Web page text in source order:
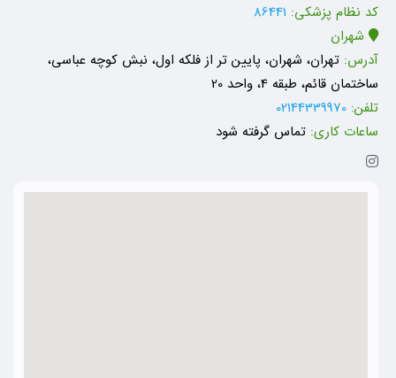
کد نظام پزشکی: 86441
شهران
آدرس: تهران، شهران، پایین تر از فلکه اول، نبش کوچه عباسی،
ساختمان قائم، طبقه 4، واحد 20
تلفن: 02144339970
ساعات کاری: تماس گرفته شود